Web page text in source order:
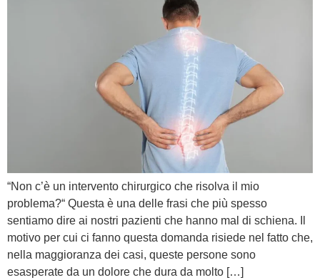
“Non c’è un intervento chirurgico che risolva il mio
problema?“ Questa è una delle frasi che più spesso
sentiamo dire ai nostri pazienti che hanno mal di schiena. Il
motivo per cui ci fanno questa domanda risiede nel fatto che,
nella maggioranza dei casi, queste persone sono
esasperate da un dolore che dura da molto […]